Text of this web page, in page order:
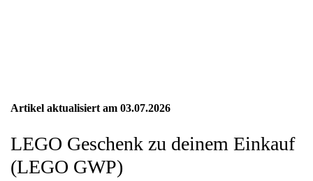
GWP
–
Artikel aktualisiert am 03.07.2026
LEGO Geschenk zu deinem Einkauf
(LEGO GWP)